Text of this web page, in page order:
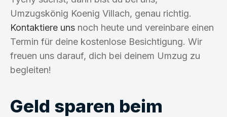
Umzugskönig Koenig Villach, genau richtig.
Kontaktiere uns noch heute und vereinbare einen
Termin für deine kostenlose Besichtigung. Wir
freuen uns darauf, dich bei deinem Umzug zu
begleiten!
Geld sparen beim